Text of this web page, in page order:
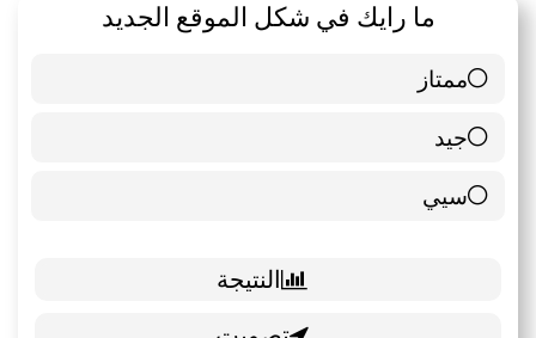
ما رايك في شكل الموقع الجديد
ممتاز
6 ( 85.71 % )
جيد
0 ( 0 % )
سيي
1 ( 14.29 % )